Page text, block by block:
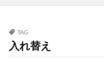
TAG
入れ替え